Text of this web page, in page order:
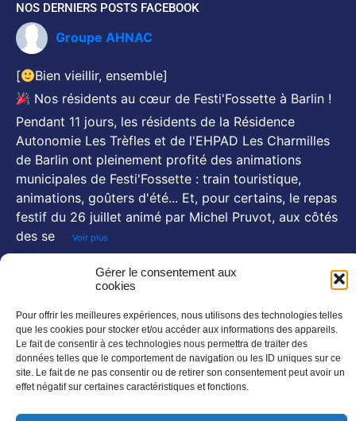
Gérer le consentement aux
cookies
Pour offrir les meilleures expériences, nous utilisons des technologies telles
que les cookies pour stocker et/ou accéder aux informations des appareils.
Le fait de consentir à ces technologies nous permettra de traiter des
données telles que le comportement de navigation ou les ID uniques sur ce
site. Le fait de ne pas consentir ou de retirer son consentement peut avoir un
effet négatif sur certaines caractéristiques et fonctions.
NOS DERNIERS POSTS FACEBOOK
Groupe AHNAC
[
Bien vieillir, ensemble]
Nos résidents au cœur de Festi'Fossette à Barlin !
Pendant 11 jours, les résidents de la Résidence
Autonomie Les Trèfles et de l'EHPAD Les Charmilles
de Barlin ont pleinement profité des animations
municipales de Festi'Fossette : train touristique,
animations, goûters d'été... Et, pour certains, le repas
festif du 26 juillet animé par Michel Pruvot, aux côtés
des se ... Voir plus
En savoir plus
SUIVEZ NOUS SUR :